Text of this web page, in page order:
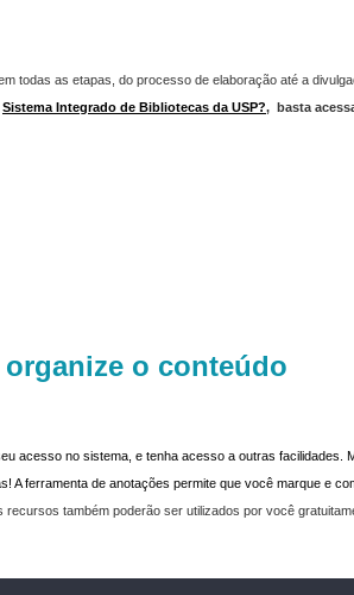
todas as etapas, do processo de elaboração até a
Sistema Integrado de Bibliotecas da USP?, basta
o conteúdo
acesso no sistema, e tenha acesso a outras facilidades.
A ferramenta de anotações permite que você marque e
recursos também poderão ser utilizados por você